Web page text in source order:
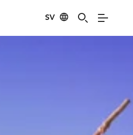
SV